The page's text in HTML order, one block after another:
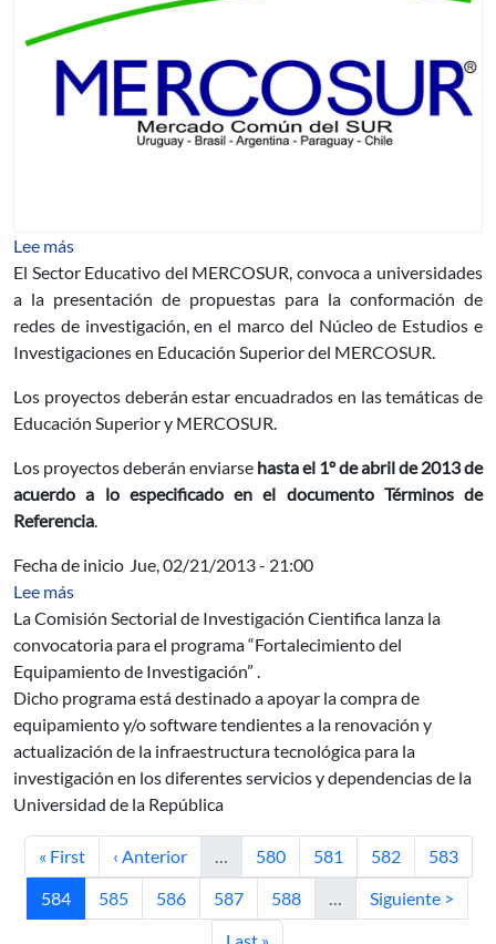
Lee mássobre Convocatoria para la presentación de
El Sector Educativo del MERCOSUR, convoca a universidades
a la presentación de propuestas para la conformación de
redes de investigación, en el marco del Núcleo de Estudios e
Investigaciones en Educación Superior del MERCOSUR.
Los proyectos deberán estar encuadrados en las temáticas de
Educación Superior y MERCOSUR.
Los proyectos deberán enviarse hasta el 1º de abril de 2013 de
acuerdo a lo especificado en el documento Términos de
Referencia.
Fecha de inicio Jue, 02/21/2013 - 21:00
Lee mássobre Convocatoria “Fortalecimiento del
La Comisión Sectorial de Investigación Cientifica lanza la
convocatoria para el programa “Fortalecimiento del
Equipamiento de Investigación” .
Dicho programa está destinado a apoyar la compra de
equipamiento y/o software tendientes a la renovación y
actualización de la infraestructura tecnológica para la
investigación en los diferentes servicios y dependencias de la
Universidad de la República
Primera página
« First Página anterior
‹ Anterior … Página
580 Página
581 Página
582 Página
583
Página actual
584 Página
585 Página
586 Página
587 Página
588 … Siguiente página
Siguiente >
Última página